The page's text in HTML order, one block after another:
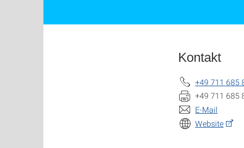
Kontakt
+49 711 685
+49 711 685
E-Mail
Website